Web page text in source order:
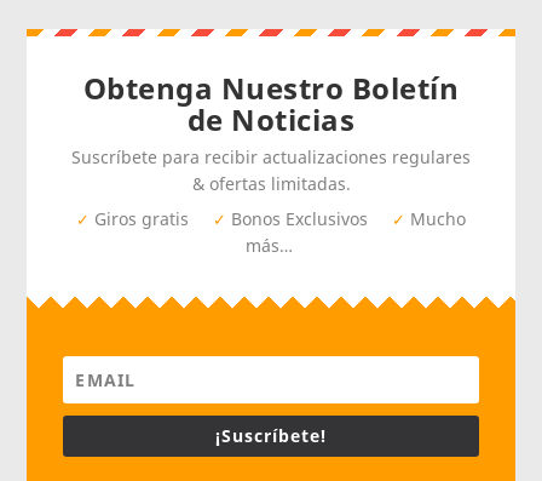
Obtenga Nuestro Boletín
de Noticias
Suscríbete para recibir actualizaciones regulares
& ofertas limitadas.
✓ Giros gratis ✓ Bonos Exclusivos ✓ Mucho
más…
¡Suscríbete!